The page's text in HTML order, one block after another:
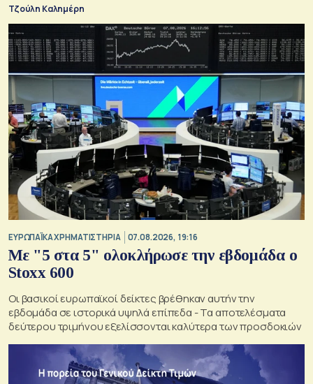
Τζούλη Καλημέρη
ΕΥΡΩΠΑΪΚΑ ΧΡΗΜΑΤΙΣΤΗΡΙΑ 07.08.2026, 19:16
Με "5 στα 5" ολοκλήρωσε την εβδομάδα ο
Stoxx 600
Οι βασικοί ευρωπαϊκοί δείκτες βρέθηκαν αυτήν την
εβδομάδα σε ιστορικά υψηλά επίπεδα - Τα αποτελέσματα
δεύτερου τριμήνου εξελίσσονται καλύτερα των προσδοκιών